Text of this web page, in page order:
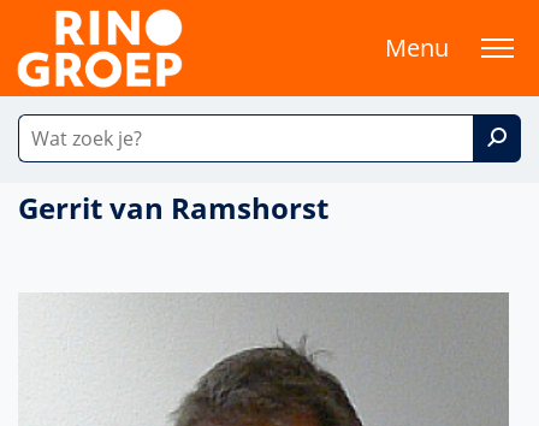
Menu
Gerrit van Ramshorst